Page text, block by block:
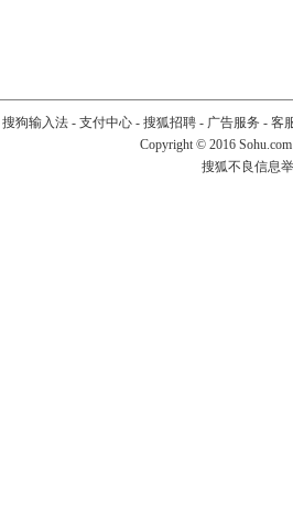
搜狗输入法- 支付中心- 搜狐招聘- 广告服务 - 客
Copyright © 2016
搜狐不良信息